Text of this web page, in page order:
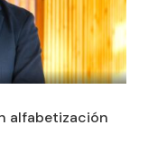
alfabetización